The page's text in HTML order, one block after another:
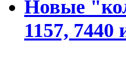
Новые
1157, 7440